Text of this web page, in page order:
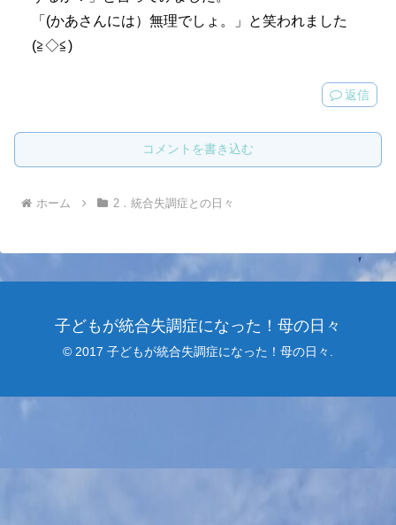
「(かあさんには）無理でしょ。」と笑われました
(≧◇≦)
返信
コメントを書き込む
ホーム 2．統合失調症との日々
子どもが統合失調症になった！母の日々
© 2017 子どもが統合失調症になった！母の日々.